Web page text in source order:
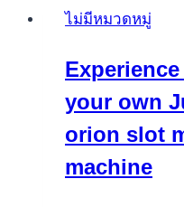
Play
free
Trial
2025
ไม่มีหมวดหมู่
your own
orion slot
machine